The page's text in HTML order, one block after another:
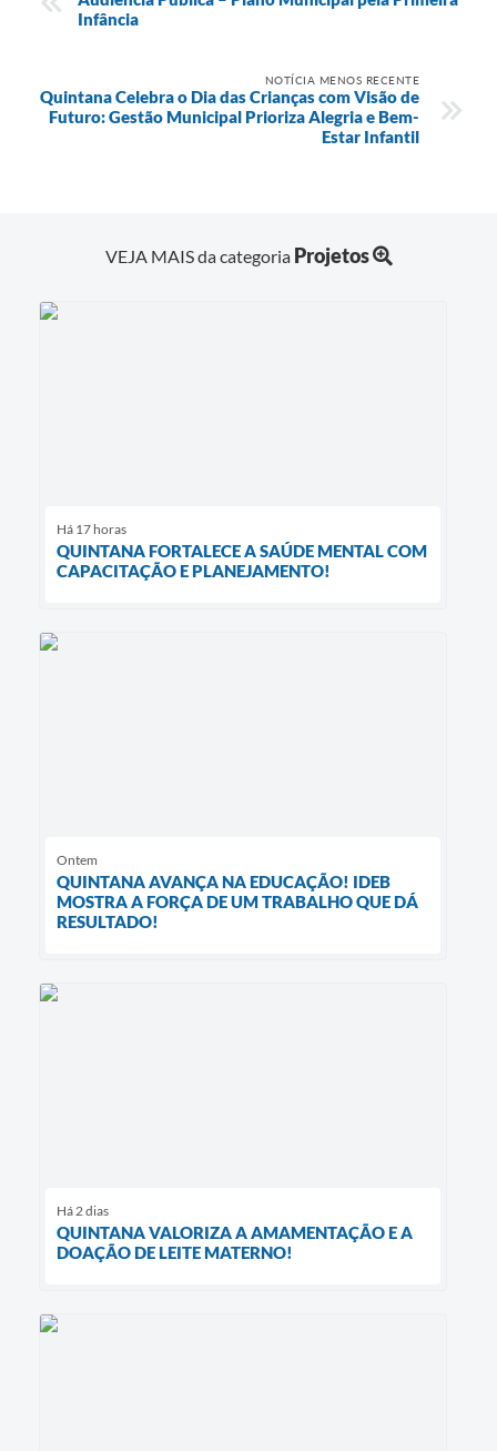
Infância
NOTÍCIA MENOS RECENTE
Quintana Celebra o Dia das Crianças com Visão de
Futuro: Gestão Municipal Prioriza Alegria e Bem-
Estar Infantil
VEJA MAIS da categoria Projetos
Há 17 horas
QUINTANA FORTALECE A SAÚDE MENTAL COM
CAPACITAÇÃO E PLANEJAMENTO!
Ontem
QUINTANA AVANÇA NA EDUCAÇÃO! IDEB
MOSTRA A FORÇA DE UM TRABALHO QUE DÁ
RESULTADO!
Há 2 dias
QUINTANA VALORIZA A AMAMENTAÇÃO E A
DOAÇÃO DE LEITE MATERNO!